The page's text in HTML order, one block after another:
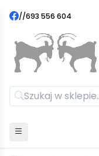
//693 556 604